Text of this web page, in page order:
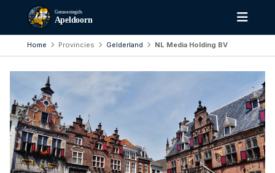
Gemeentegids
Apeldoorn
Home Provincies Gelderland NL Media Holding BV